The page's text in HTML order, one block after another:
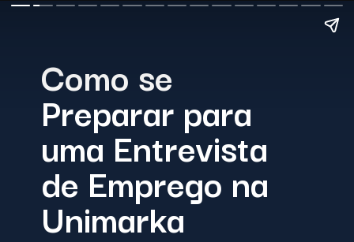
Como se
Preparar para
uma Entrevista
de Emprego na
Unimarka